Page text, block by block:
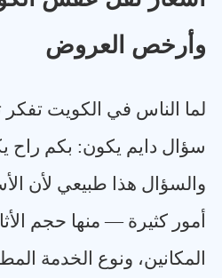
وأرخص العروض
لما الناس في الكويت
سؤال دايم يكون: بكم راح
والسؤال هذا طبيعي لأن
أمور كثيرة — منها حجم
المكانين، ونوع الخدمة